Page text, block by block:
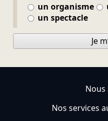
un organisme
un spectacle
Je
Nos services